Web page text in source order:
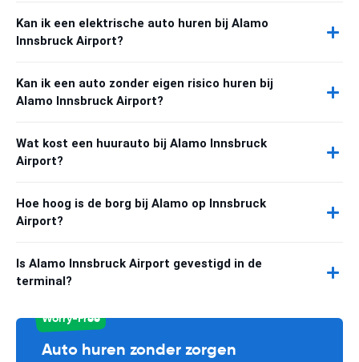
Kan ik een elektrische auto huren bij Alamo
Innsbruck Airport?
Kan ik een auto zonder eigen risico huren bij
Alamo Innsbruck Airport?
Wat kost een huurauto bij Alamo Innsbruck
Airport?
Hoe hoog is de borg bij Alamo op Innsbruck
Airport?
Is Alamo Innsbruck Airport gevestigd in de
terminal?
Worry-Free
Auto huren zonder zorgen